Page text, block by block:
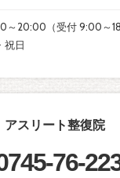
～20:00（受付 9:00～
祝日
アスリート整復院
76-